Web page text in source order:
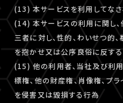
(13) 本サービスを利用してな
(14) 本サービスの利用に関し
三者に対し、性的、わいせつ的
を抱かせ又は公序良俗に反す
(15) 他の利用者、当社及び利
標権、他の財産権、肖像権、プ
を侵害又は毀損する行為